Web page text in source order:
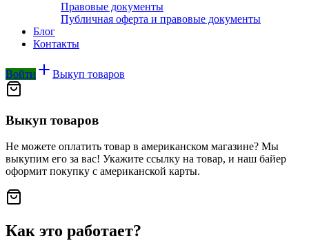
Правовые документы
Публичная оферта и правовые документы
Блог
Контакты
Войти Выкуп товаров
Выкуп товаров
Не можете оплатить товар в американском магазине? Мы
выкупим его за вас! Укажите ссылку на товар, и наш байер
оформит покупку с американской карты.
Как это работает?